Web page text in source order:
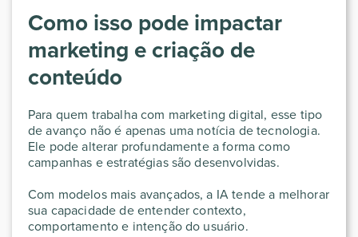
Como isso pode impactar
marketing e criação de
conteúdo
Para quem trabalha com marketing digital, esse tipo
de avanço não é apenas uma notícia de tecnologia.
Ele pode alterar profundamente a forma como
campanhas e estratégias são desenvolvidas.
Com modelos mais avançados, a IA tende a melhorar
sua capacidade de entender contexto,
comportamento e intenção do usuário.